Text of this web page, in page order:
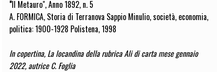
"Il Metauro", Anno 1892, n. 5
A. FORMICA, Storia di Terranova Sappio Minulio, società, economia,
politica: 1900-1928 Polistena, 1998
In copertina, La locandina della rubrica Ali di carta mese gennaio
2022, autrice C. Foglia